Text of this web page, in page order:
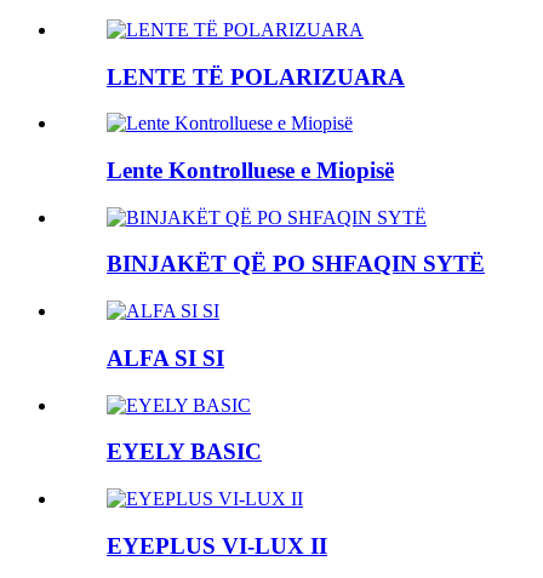
LENTE TË POLARIZUARA
Lente Kontrolluese e Miopisë
BINJAKËT QË PO SHFAQIN SYTË
ALFA SI SI
EYELY BASIC
EYEPLUS VI-LUX II